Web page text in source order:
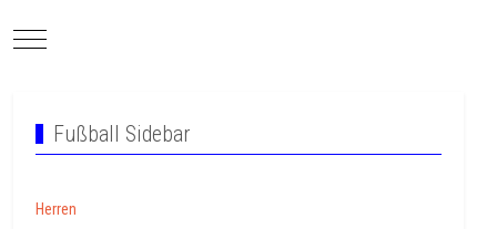
Mobile Menu Toggle
Fußball Sidebar
Herren